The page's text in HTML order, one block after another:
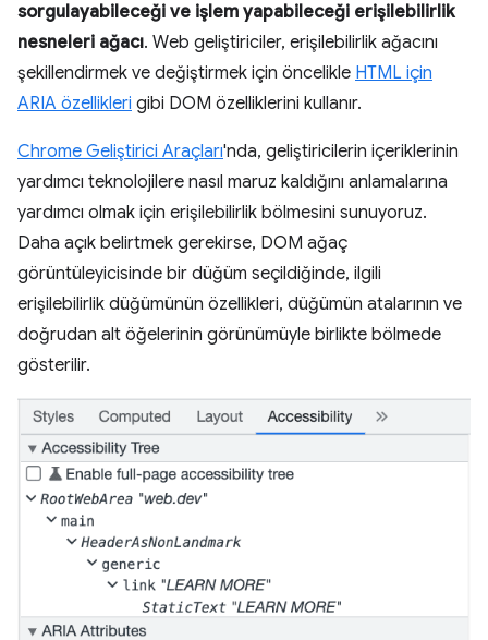
sorgulayabileceği ve işlem yapabileceği erişilebilirlik
nesneleri ağacı. Web geliştiriciler, erişilebilirlik ağacını
şekillendirmek ve değiştirmek için öncelikle HTML için
ARIA özellikleri gibi DOM özelliklerini kullanır.
Chrome Geliştirici Araçları'nda, geliştiricilerin içeriklerinin
yardımcı teknolojilere nasıl maruz kaldığını anlamalarına
yardımcı olmak için erişilebilirlik bölmesini sunuyoruz.
Daha açık belirtmek gerekirse, DOM ağaç
görüntüleyicisinde bir düğüm seçildiğinde, ilgili
erişilebilirlik düğümünün özellikleri, düğümün atalarının ve
doğrudan alt öğelerinin görünümüyle birlikte bölmede
gösterilir.